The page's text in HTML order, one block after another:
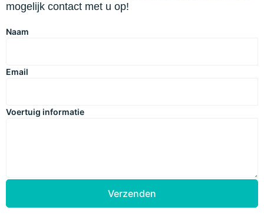
mogelijk contact met u op!
Naam
Email
Voertuig informatie
Verzenden